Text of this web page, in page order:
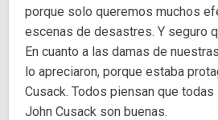
porque solo queremos muchos
escenas de desastres. Y seguro
En cuanto a las damas de
lo apreciaron, porque estaba
Cusack. Todos piensan que
John Cusack son buenas.